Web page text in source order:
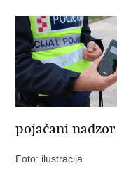
pojačani nadzor
Foto: ilustracija